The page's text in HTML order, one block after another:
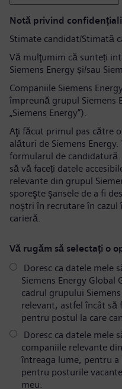
Notă privind
Stimate candidat/Stimată
Vă mulţumim că sunteți
Siemens Energy și/sau
Companiile Siemens
împreună grupul Siemens
„Siemens Energy”).
Aţi făcut primul pas către
alături de Siemens
formularul de candidatură.
să vă faceți datele
relevante din grupul
sporeşte şansele de a fi
noştri în recrutare în
carieră.
Vă rugăm să selectați o
Doresc ca datele mele
Siemens Energy Global
cadrul grupului
relevant, astfel încât să
pentru postul la care
Doresc ca datele mele
companiile relevante
întreaga lume, pentru
pentru posturile
meu.